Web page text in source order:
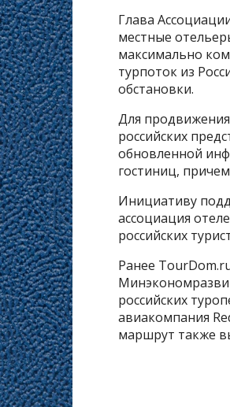
Глава
местные
максимально
турпоток из
обстановки.
Для
российских
обновленной
гостиниц,
Инициативу
ассоциация
российских
Ранее
российских
авиакомпания
маршрут также